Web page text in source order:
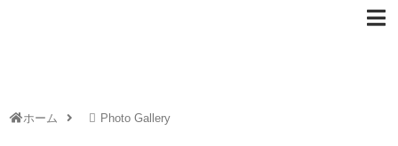
ホーム Photo Gallery